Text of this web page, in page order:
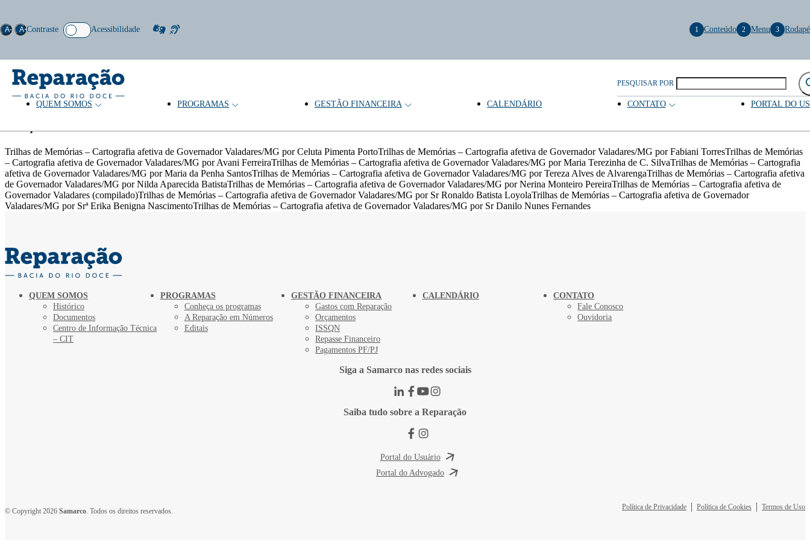
PESQUISAR POR
QUEM SOMOS PROGRAMAS GESTÃO FINANCEIRA CALENDÁRIO CONTATO PORTAL DO
Acessibilidade
A- A+Contraste 1 Conteúdo 2 Menu 3 Rodapé
Trilhas de Memórias – Cartografia afetiva de Governador Valadares/MG por Celuta Pimenta PortoTrilhas de Memórias – Cartografia afetiva de Governador Valadares/MG por Fabiani TorresTrilhas de Memórias
– Cartografia afetiva de Governador Valadares/MG por Avani FerreiraTrilhas de Memórias – Cartografia afetiva de Governador Valadares/MG por Maria Terezinha de C. SilvaTrilhas de Memórias – Cartografia
afetiva de Governador Valadares/MG por Maria da Penha SantosTrilhas de Memórias – Cartografia afetiva de Governador Valadares/MG por Tereza Alves de AlvarengaTrilhas de Memórias – Cartografia afetiva
de Governador Valadares/MG por Nilda Aparecida BatistaTrilhas de Memórias – Cartografia afetiva de Governador Valadares/MG por Nerina Monteiro PereiraTrilhas de Memórias – Cartografia afetiva de
Governador Valadares (compilado)Trilhas de Memórias – Cartografia afetiva de Governador Valadares/MG por Sr Ronaldo Batista LoyolaTrilhas de Memórias – Cartografia afetiva de Governador
Valadares/MG por Srª Erika Benigna NascimentoTrilhas de Memórias – Cartografia afetiva de Governador Valadares/MG por Sr Danilo Nunes Fernandes
QUEM SOMOS
Histórico
Documentos
Centro de Informação Técnica
– CIT
PROGRAMAS
Conheça os programas
A Reparação em Números
Editais
GESTÃO FINANCEIRA
Gastos com Reparação
Orçamentos
ISSQN
Repasse Financeiro
Pagamentos PF/PJ
CALENDÁRIO
CONTATO
Fale Conosco
Ouvidoria
Siga a Samarco nas redes sociais
Saiba tudo sobre a Reparação
Portal do Usuário
Portal do Advogado
© Copyright 2026 Samarco . Todos os direitos reservados. Política de Privacidade Política de Cookies Termos de Uso